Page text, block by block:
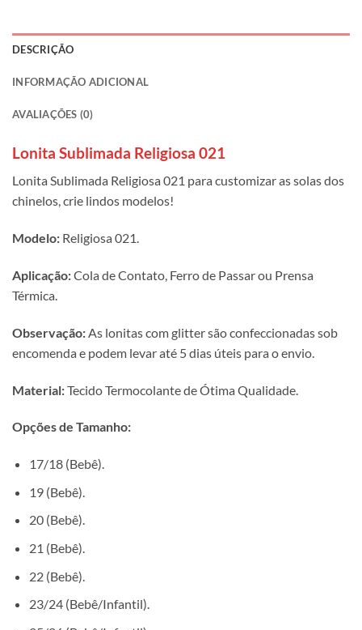
DESCRIÇÃO
INFORMAÇÃO ADICIONAL
AVALIAÇÕES (0)
Lonita Sublimada Religiosa 021
Lonita Sublimada Religiosa 021 para customizar as solas dos
chinelos, crie lindos modelos!
Modelo: Religiosa 021.
Aplicação:Cola de Contato, Ferro de Passar ou Prensa
Térmica.
Observação:As lonitas com glitter são confeccionadas sob
encomenda e podem levar até 5 dias úteis para o envio.
Material:Tecido Termocolante de Ótima Qualidade.
Opções de Tamanho:
17/18 (Bebê).
19 (Bebê).
20 (Bebê).
21 (Bebê).
22 (Bebê).
23/24 (Bebê/Infantil).